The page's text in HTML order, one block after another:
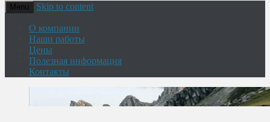
Menu Skip to content
О компании
Наши работы
Цены
Полезная информация
Контакты